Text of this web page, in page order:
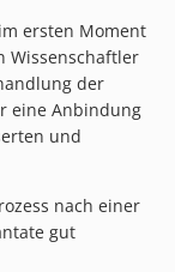
ersten Moment
Wissenschaftler
der
eine Anbindung
und
nach einer
gut